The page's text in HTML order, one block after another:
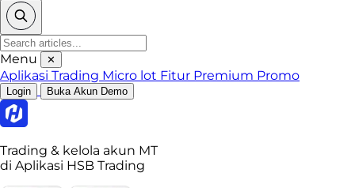
Menu ✕
Aplikasi Trading Micro lot Fitur Premium Promo
Login Buka Akun Demo
Trading & kelola akun MT
di Aplikasi HSB Trading